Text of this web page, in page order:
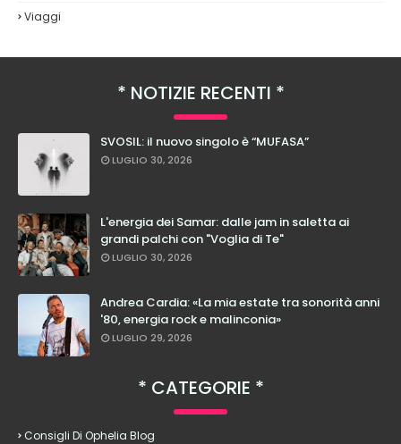
Viaggi
NOTIZIE RECENTI
SVOSIL: il nuovo singolo è “MUFASA”
LUGLIO 30, 2026
L'energia dei Samar: dalle jam in saletta ai
grandi palchi con "Voglia di Te"
LUGLIO 30, 2026
Andrea Cardia: «La mia estate tra sonorità anni
'80, energia rock e malinconia»
LUGLIO 29, 2026
CATEGORIE
Consigli Di Ophelia Blog